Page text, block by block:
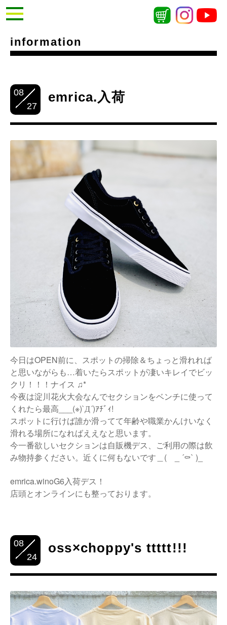
information
08
27
emrica.入荷
今日はOPEN前に、スポットの掃除＆ちょっと滑れれば
と思いながらも…着いたらスポットが凄いキレイでビッ
クリ！！！ ナイス ♫*
今夜は淀川花火大会なんでセクションをベンチに使って
くれたら最高___(※)`Д´)ｱﾁﾞｨ!
スポットに行けば誰か滑ってて年齢や職業かんけいなく
滑れる場所になればええなと思います。
今一番欲しいセクションは自販機デス、ご利用の際は飲
み物持参ください。近くに何もないです ＿( _ ´⚰︎` )_
emrica.winoG6入荷デス！
店頭とオンラインにも整っております。
08
24
oss×choppy's ttttt!!!